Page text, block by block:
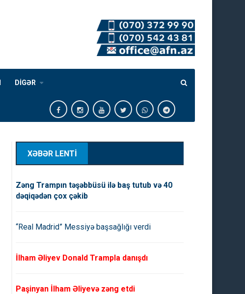
DİGƏR
XƏBƏR LENTİ
Zəng Trampın təşəbbüsü ilə baş tutub və 40
dəqiqədən çox çəkib
“Real Madrid” Messiyə başsağlığı verdi
İlham Əliyev Donald Trampla danışdı
Paşinyan İlham Əliyevə zəng etdi